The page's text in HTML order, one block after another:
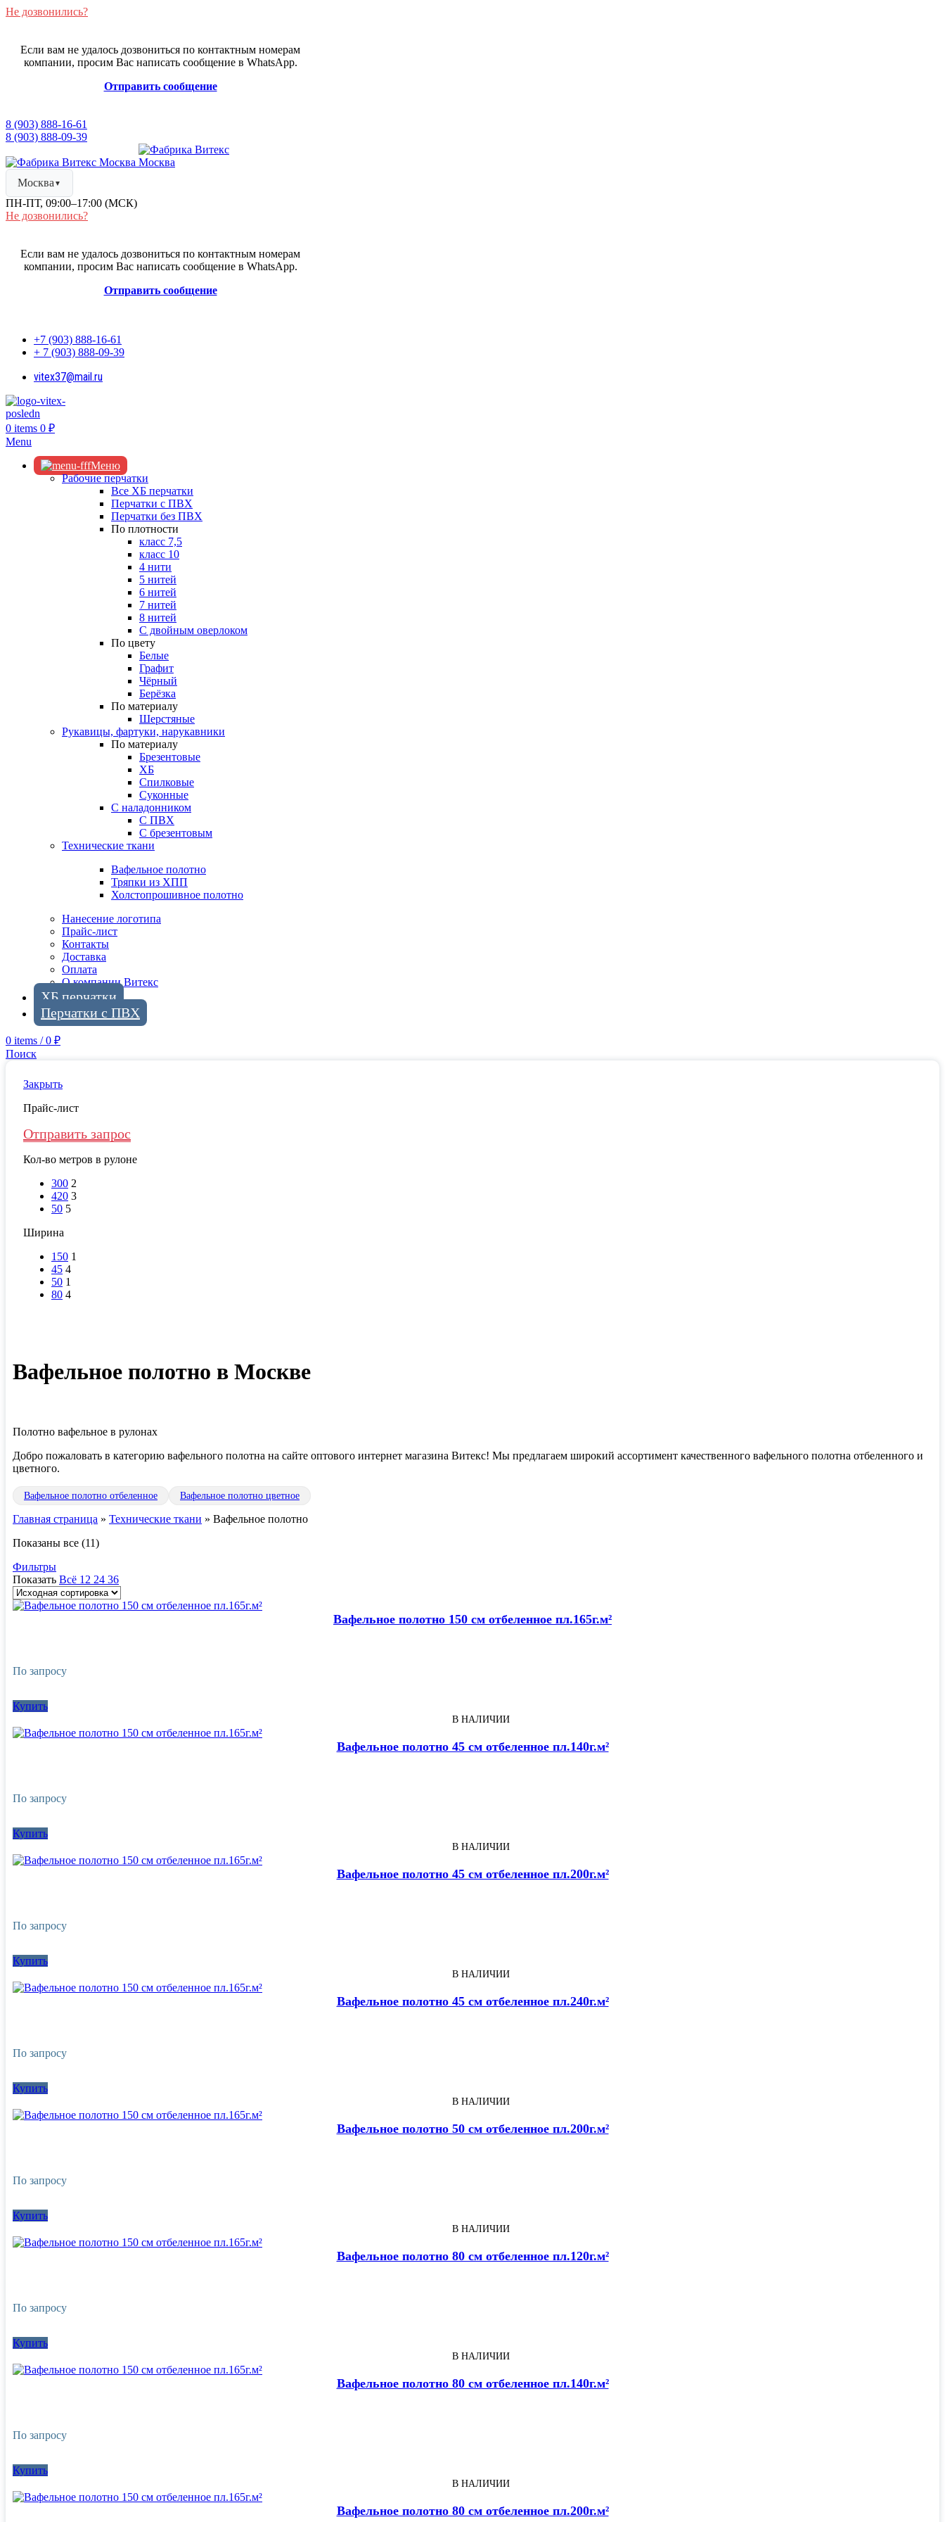
Не дозвонились?
Если вам не удалось дозвониться по контактным номерам
компании, просим Вас написать сообщение в WhatsApp.
Отправить сообщение
8 (903) 888-16-61
8 (903) 888-09-39
Москва ▼
ПН-ПТ, 09:00–17:00 (МСК)
Не дозвонились?
Если вам не удалось дозвониться по контактным номерам
компании, просим Вас написать сообщение в WhatsApp.
Отправить сообщение
+7 (903) 888-16-61
+ 7 (903) 888-09-39
vitex37@mail.ru
0 items 0 ₽
Menu
Меню
Рабочие перчатки
Все ХБ перчатки
Перчатки с ПВХ
Перчатки без ПВХ
По плотности
класс 7,5
класс 10
4 нити
5 нитей
6 нитей
7 нитей
8 нитей
С двойным оверлоком
По цвету
Белые
Графит
Чёрный
Берёзка
По материалу
Шерстяные
Рукавицы, фартуки, нарукавники
По материалу
Брезентовые
ХБ
Спилковые
Суконные
С наладонником
С ПВХ
С брезентовым
Технические ткани
Вафельное полотно
Тряпки из ХПП
Холстопрошивное полотно
Нанесение логотипа
Прайс-лист
Контакты
Доставка
Оплата
О компании Витекс
ХБ перчатки
Перчатки с ПВХ
0 items / 0 ₽
Поиск
Закрыть
Прайс-лист
Отправить запрос
Кол-во метров в рулоне
300 2
420 3
50 5
Ширина
150 1
45 4
50 1
80 4
Вафельное полотно в Москве
Полотно вафельное в рулонах
Добро пожаловать в категорию вафельного полотна на сайте оптового интернет магазина Витекс! Мы предлагаем широкий ассортимент качественного вафельного полотна отбеленного и
цветного.
Вафельное полотно отбеленное Вафельное полотно цветное
Главная страница » Технические ткани » Вафельное полотно
Показаны все (11)
Фильтры
Показать Всё 12 24 36
Вафельное полотно 150 см отбеленное пл.165г.м²
По запросу
Купить
В НАЛИЧИИ
Вафельное полотно 45 см отбеленное пл.140г.м²
По запросу
Купить
В НАЛИЧИИ
Вафельное полотно 45 см отбеленное пл.200г.м²
По запросу
Купить
В НАЛИЧИИ
Вафельное полотно 45 см отбеленное пл.240г.м²
По запросу
Купить
В НАЛИЧИИ
Вафельное полотно 50 см отбеленное пл.200г.м²
По запросу
Купить
В НАЛИЧИИ
Вафельное полотно 80 см отбеленное пл.120г.м²
По запросу
Купить
В НАЛИЧИИ
Вафельное полотно 80 см отбеленное пл.140г.м²
По запросу
Купить
В НАЛИЧИИ
Вафельное полотно 80 см отбеленное пл.200г.м²